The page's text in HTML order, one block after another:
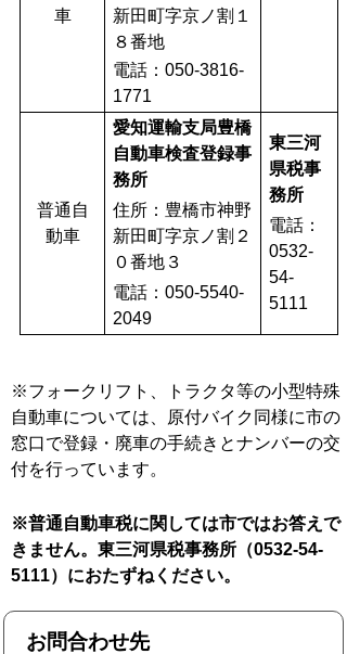
車
新田町字京ノ割１
８番地
電話：050-3816-
1771
普通自
動車
愛知運輸支局豊橋
自動車検査登録事
務所
住所：豊橋市神野
新田町字京ノ割２
０番地３
電話：050-5540-
2049
東三河
県税事
務所
電話：
0532-
54-
5111
※フォークリフト、トラクタ等の小型特殊
自動車については、原付バイク同様に市の
窓口で登録・廃車の手続きとナンバーの交
付を行っています。
※普通自動車税に関しては市ではお答えで
きません。東三河県税事務所（0532-54-
5111）におたずねください。
お問合わせ先